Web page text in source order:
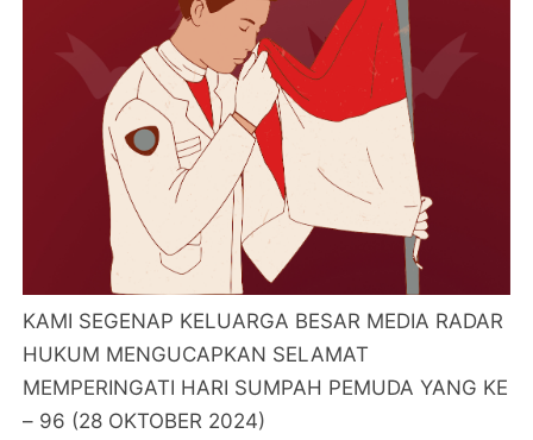
KAMI SEGENAP KELUARGA BESAR MEDIA RADAR
HUKUM MENGUCAPKAN SELAMAT
MEMPERINGATI HARI SUMPAH PEMUDA YANG KE
– 96 (28 OKTOBER 2024)